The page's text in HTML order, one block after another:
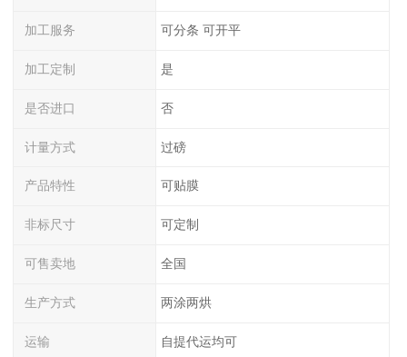
加工服务 可分条 可开平
加工定制 是
是否进口 否
计量方式 过磅
产品特性 可贴膜
非标尺寸 可定制
可售卖地 全国
生产方式 两涂两烘
运输 自提代运均可